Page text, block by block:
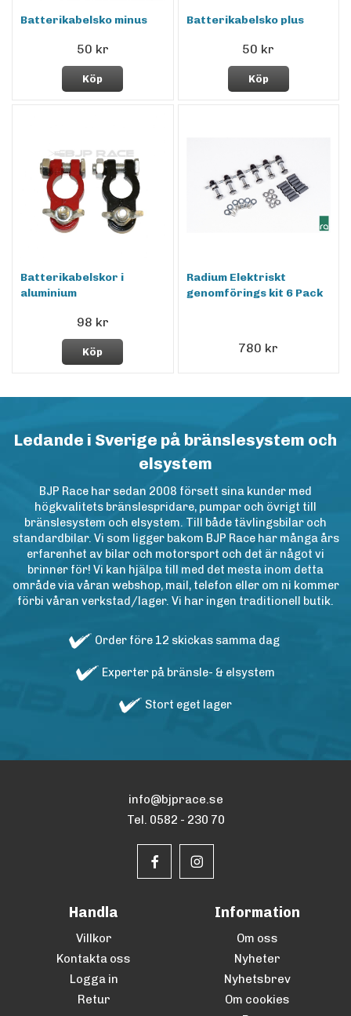
Batterikabelsko minus
50 kr
Köp
Batterikabelsko plus
50 kr
Köp
Batterikabelskor i
aluminium
98 kr
Köp
Radium Elektriskt
genomförings kit 6 Pack
780 kr
Ledande i Sverige på bränslesystem och
elsystem
BJP Race har sedan 2008 försett sina kunder med
högkvalitets bränslespridare, pumpar och övrigt till
bränslesystem och elsystem. Till både tävlingsbilar och
standardbilar. Vi som ligger bakom BJP Race har många års
erfarenhet av bilar och motorsport och det är något vi
brinner för! Vi kan hjälpa till med det mesta inom detta
område via våran webshop, mail, telefon eller om ni kommer
förbi våran verkstad/lager. Vi har ingen traditionell butik.
Order före 12 skickas samma dag
Experter på bränsle- & elsystem
Stort eget lager
info@bjprace.se
Tel. 0582 - 230 70
Handla
Villkor
Kontakta oss
Logga in
Retur
Information
Om oss
Nyheter
Nyhetsbrev
Om cookies